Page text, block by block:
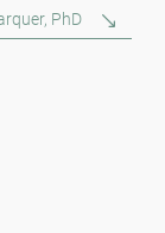
PhD